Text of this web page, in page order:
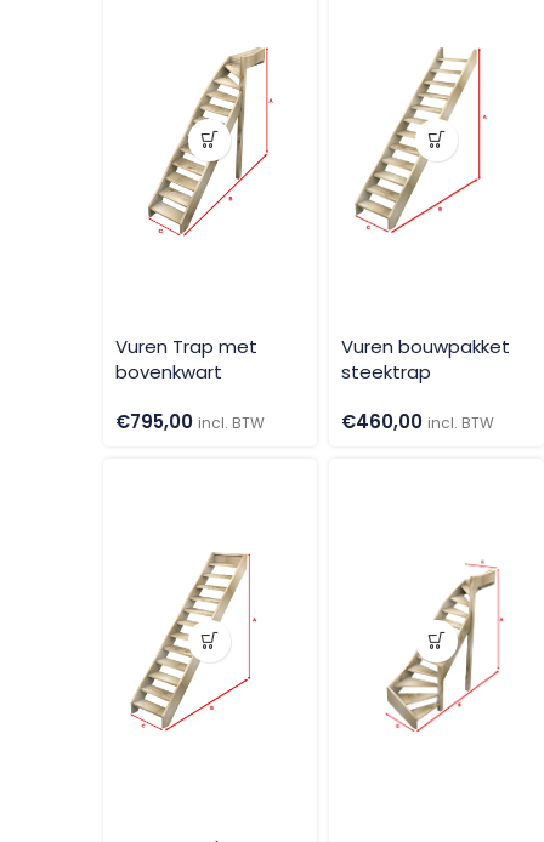
Vuren Trap met
bovenkwart
€795,00 incl. BTW
Vuren bouwpakket
steektrap
€460,00 incl. BTW